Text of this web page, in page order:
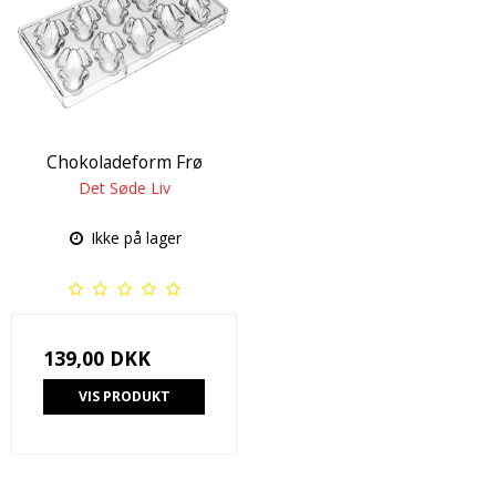
Chokoladeform Frø
Det Søde Liv
Ikke på lager
139,00 DKK
VIS PRODUKT